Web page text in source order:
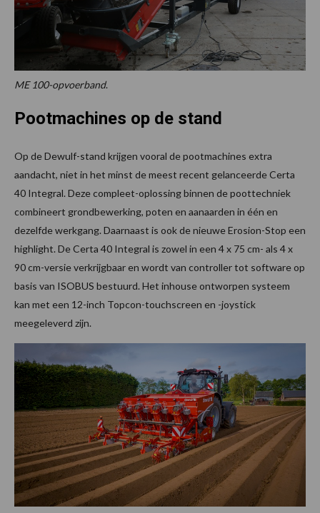
ME 100-opvoerband.
Pootmachines op de stand
Op de Dewulf-stand krijgen vooral de pootmachines extra
aandacht, niet in het minst de meest recent gelanceerde Certa
40 Integral. Deze compleet-oplossing binnen de poottechniek
combineert grondbewerking, poten en aanaarden in één en
dezelfde werkgang. Daarnaast is ook de nieuwe Erosion-Stop een
highlight. De Certa 40 Integral is zowel in een 4 x 75 cm- als 4 x
90 cm-versie verkrijgbaar en wordt van controller tot software op
basis van ISOBUS bestuurd. Het inhouse ontworpen systeem
kan met een 12-inch Topcon-touchscreen en -joystick
meegeleverd zijn.